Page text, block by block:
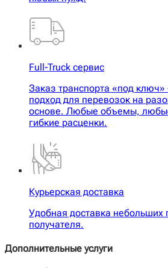
Full-Truck сервис
Заказ транспорта «под
подход для перевозок на
основе. Любые объемы,
гибкие расценки.
Курьерская доставка
Удобная доставка небольших
получателя.
Дополнительные услуги